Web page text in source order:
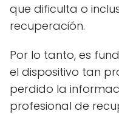
que dificulta o
recuperación.
Por lo tanto, es
el dispositivo tan
perdido la
profesional de